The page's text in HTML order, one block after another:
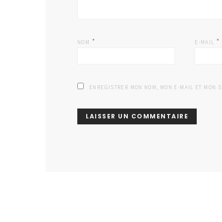
NOM * E-MAIL *
ENREGISTRER MON NOM, MON E-MAIL ET MON